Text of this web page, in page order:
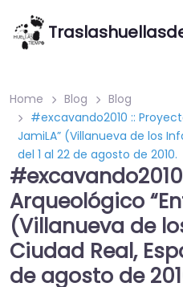
Home Blog
Blog
#excavando2010 ::
JamiLA” (Villanueva de los
del 1 al 22 de agosto de 2010.
Arqueológico
(Villanueva de
Ciudad Real,
de agosto de